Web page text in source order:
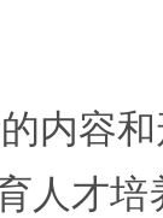
容和
人才培